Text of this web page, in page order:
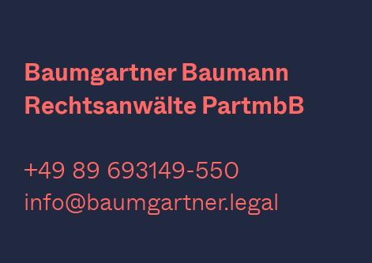
Baumgartner Baumann
Rechtsanwälte PartmbB
‍+49 89 693149-550
info@baumgartner.legal